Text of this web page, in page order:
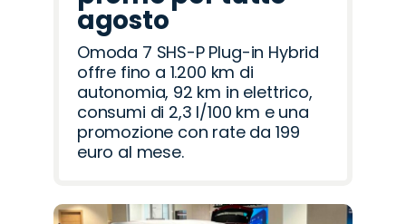
agosto
Omoda 7 SHS-P Plug-in Hybrid
offre fino a 1.200 km di
autonomia, 92 km in elettrico,
consumi di 2,3 l/100 km e una
promozione con rate da 199
euro al mese.